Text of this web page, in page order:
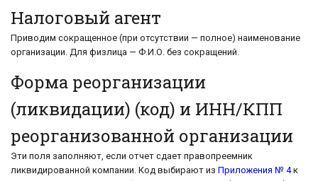
Налоговый агент
Приводим сокращенное (при отсутствии — полное) наименование
организации. Для физлица — Ф.И.О. без сокращений.
Форма реорганизации
(ликвидации) (код) и ИНН/КПП
реорганизованной организации
Эти поля заполняют, если отчет сдает правопреемник
ликвидированной компании. Код выбирают из Приложения № 4к